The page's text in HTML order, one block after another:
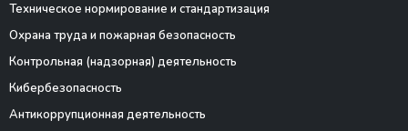
Техническое нормирование и стандартизация
Охрана труда и пожарная безопасность
Контрольная (надзорная) деятельность
Кибербезопасность
Антикоррупционная деятельность